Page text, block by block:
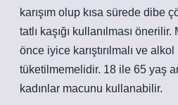
karışım olup kısa sürede dibe
tatlı kaşığı kullanılması
önce iyice karıştırılmalı ve
tüketilmemelidir. 18 ile 65 yaş
kadınlar macunu kullanabilir.